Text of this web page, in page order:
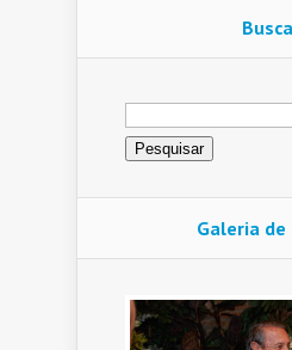
Busca
Pesquisar
por:
Galeria